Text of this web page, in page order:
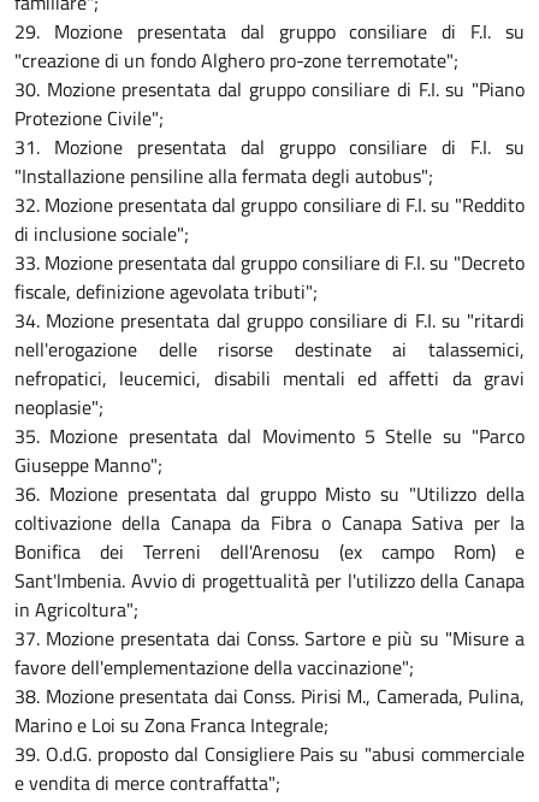
29. Mozione presentata dal gruppo consiliare di F.I. su
"creazione di un fondo Alghero pro-zone terremotate";
30. Mozione presentata dal gruppo consiliare di F.I. su "Piano
Protezione Civile";
31. Mozione presentata dal gruppo consiliare di F.I. su
"Installazione pensiline alla fermata degli autobus";
32. Mozione presentata dal gruppo consiliare di F.I. su "Reddito
di inclusione sociale";
33. Mozione presentata dal gruppo consiliare di F.I. su "Decreto
fiscale, definizione agevolata tributi";
34. Mozione presentata dal gruppo consiliare di F.I. su "ritardi
nell'erogazione delle risorse destinate ai talassemici,
nefropatici, leucemici, disabili mentali ed affetti da gravi
neoplasie";
35. Mozione presentata dal Movimento 5 Stelle su "Parco
Giuseppe Manno";
36. Mozione presentata dal gruppo Misto su "Utilizzo della
coltivazione della Canapa da Fibra o Canapa Sativa per la
Bonifica dei Terreni dell'Arenosu (ex campo Rom) e
Sant'lmbenia. Avvio di progettualità per l'utilizzo della Canapa
in Agricoltura";
37. Mozione presentata dai Conss. Sartore e più su "Misure a
favore dell'emplementazione della vaccinazione";
38. Mozione presentata dai Conss. Pirisi M., Camerada, Pulina,
Marino e Loi su Zona Franca Integrale;
39. O.d.G. proposto dal Consigliere Pais su "abusi commerciale
e vendita di merce contraffatta";